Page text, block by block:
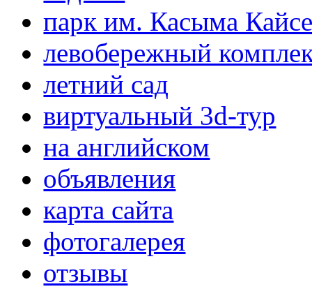
парк им. Касыма
левобережный
летний сад
виртуальный 3d-тур
на английском
объявления
карта сайта
фотогалерея
отзывы